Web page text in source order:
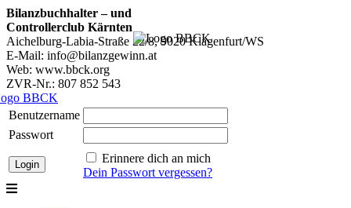
Bilanzbuchhalter – und
Controllerclub Kärnten
Aichelburg-Labia-Straße 22/8, 9020 Klagenfurt/WS
E-Mail: info@bilanzgewinn.at
Web: www.bbck.org
ZVR-Nr.: 807 852 543
Benutzername
Passwort
Erinnere dich an mich
Dein Passwort vergessen?